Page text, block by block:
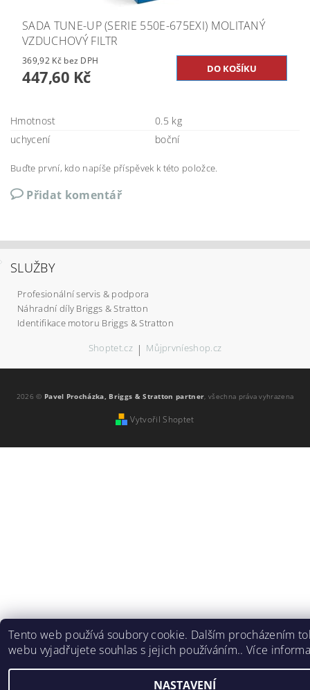
SADA TUNE-UP (SERIE 550E-675EXI) MOLITANÝ
VZDUCHOVÝ FILTR
369,92 Kč bez DPH
447,60 Kč
Hmotnost
0.5 kg
uchycení
boční
Buďte první, kdo napíše příspěvek k této položce.
Přidat komentář
SLUŽBY
Profesionální servis & podpora
Náhradní díly Briggs & Stratton
Identifikace motoru Briggs & Stratton
Shoptet.cz | Můjprvníeshop.cz
2026 © Pavel Procházka, Briggs & Stratton partner, všechna práva vyhrazena
Vytvořil Shoptet
Tento web používá soubory cookie. Dalším procházením
webu vyjadřujete souhlas s jejich používáním.. Více
NASTAVENÍ